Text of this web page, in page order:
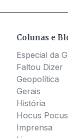
Colunas e
Especial da
Faltou Dizer
Geopolítica
Gerais
História
Hocus Pocus
Imprensa